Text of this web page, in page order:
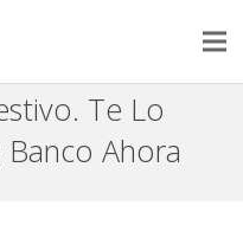
Te Lo
Ahora